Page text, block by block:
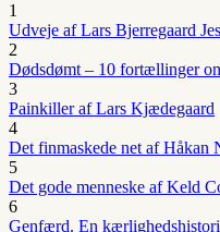
1
Udveje af Lars Bjerregaard
2
Dødsdømt – 10 fortællinger
3
Painkiller af Lars Kjædegaard
4
Det finmaskede net af Håkan
5
Det gode menneske af Keld
6
Genfærd. En